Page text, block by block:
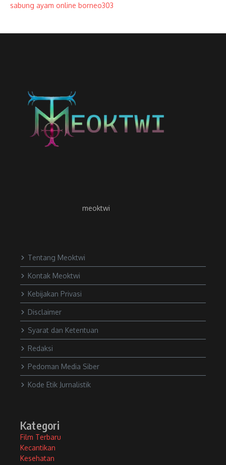
sabung ayam online borneo303
meoktwi
Tentang Meoktwi
Kontak Meoktwi
Kebijakan Privasi
Disclaimer
Syarat dan Ketentuan
Redaksi
Pedoman Media Siber
Kode Etik Jurnalistik
Kategori
Film Terbaru
Kecantikan
Kesehatan